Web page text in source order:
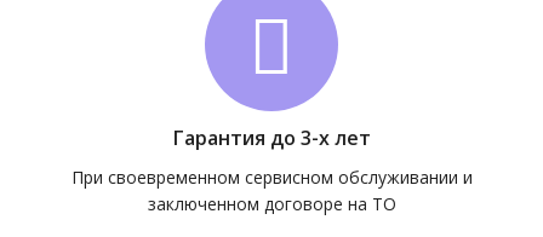
Гарантия до 3-х лет
При своевременном сервисном обслуживании и
заключенном договоре на ТО